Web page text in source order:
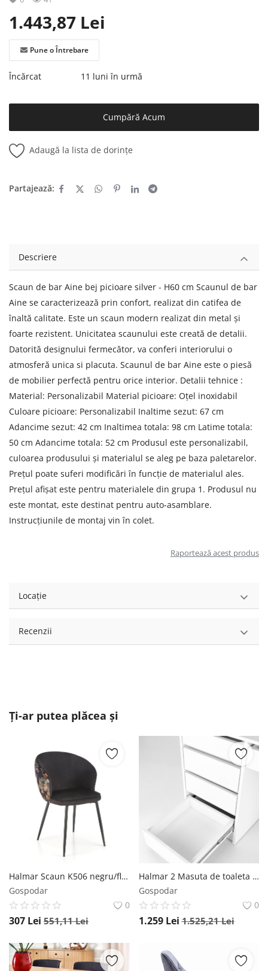
1.443,87 Lei
Pune o Întrebare
Încărcat 11 luni în urmă
Cumpără Acum
Adaugă la lista de dorințe
Partajează:
Descriere
Scaun de bar Aine bej picioare silver - H60 cm Scaunul de bar
Aine se caracterizează prin confort, realizat din catifea de
înaltă calitate. Este un scaun modern realizat din metal și
foarte rezistent. Unicitatea scaunului este creată de detalii.
Datorită designului fermecător, va conferi interiorului o
atmosferă unica si placuta. Scaunul de bar Aine este o piesă
de mobilier perfectă pentru orice interior. Detalii tehnice :
Material: Personalizabil Material picioare: Oțel inoxidabil
Culoare picioare: Personalizabil Inaltime sezut: 67 cm
Adancime sezut: 42 cm Inaltimea totala: 98 cm Latime totala:
50 cm Adancime totala: 52 cm Produsul este personalizabil,
culoarea produsului și materialul se aleg pe baza paletarelor.
Prețul poate suferi modificări în funcție de materialul ales.
Prețul afișat este pentru materialele din grupa 1. Produsul nu
este montat, este destinat pentru auto-asamblare.
Instrucțiunile de montaj vin în colet.
Raportează acest produs
Locație
Recenzii
Ți-ar putea plăcea și
Halmar Scaun K506 negru/floral
Gospodar
0
307 Lei 551,11Lei
Halmar 2 Masuta de toaleta cu oglinda si LED Hollywood XL – Alb
Gospodar
0
1.259 Lei 1.525,21Lei